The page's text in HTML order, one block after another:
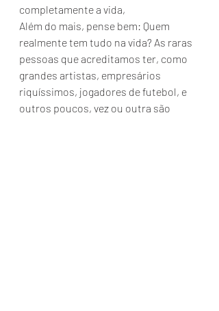
completamente a vida,
Além do mais, pense bem: Quem
realmente tem tudo na vida? As raras
pessoas que acreditamos ter, como
grandes artistas, empresários
riquíssimos, jogadores de futebol, e
outros poucos, vez ou outra são